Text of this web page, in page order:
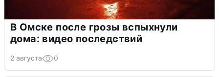
В Омске после грозы вспыхнули
дома: видео последствий
2 августа 0